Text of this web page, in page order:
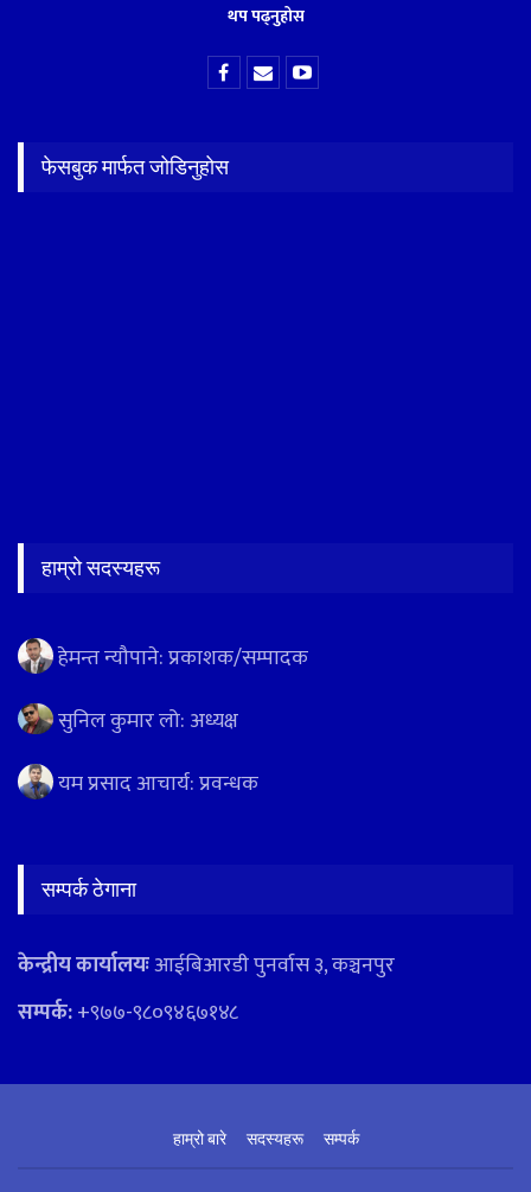
थप पढ्नुहोस
फेसबुक मार्फत जोडिनुहोस
हाम्रो सदस्यहरू
हेमन्त न्यौपाने: प्रकाशक/सम्पादक
सुनिल कुमार लो: अध्यक्ष
यम प्रसाद आचार्य: प्रवन्धक
सम्पर्क ठेगाना
केन्द्रीय कार्यालयःआईबिआरडी पुनर्वास ३, कञ्चनपुर
सम्पर्क:+९७७-९८०९४६७१४८
हाम्रो बारे सदस्यहरू सम्पर्क